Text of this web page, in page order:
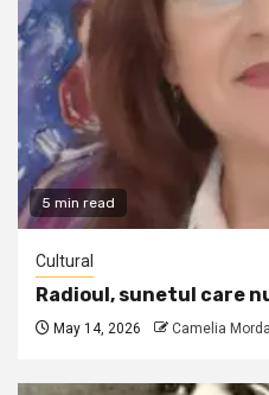
5 min read
Cultural
Radioul, sunetul care
May 14, 2026 Camelia